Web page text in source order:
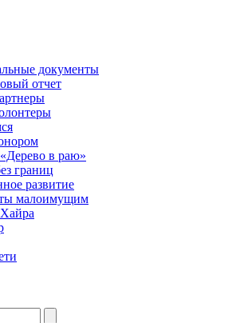
документы
отчет
в раю»
границ
развитие
малоимущим